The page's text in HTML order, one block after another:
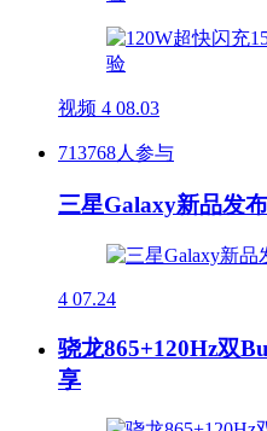
视频 4 08.03
713768人参与
三星Galaxy新品发
4 07.24
骁龙865+120Hz双
享